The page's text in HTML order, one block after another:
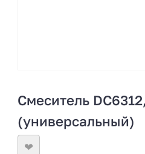
Смеситель
(универсальный)
❤